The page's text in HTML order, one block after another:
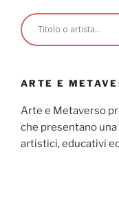
ARTE E
Arte e Metaverso
che presentano
artistici, educativi